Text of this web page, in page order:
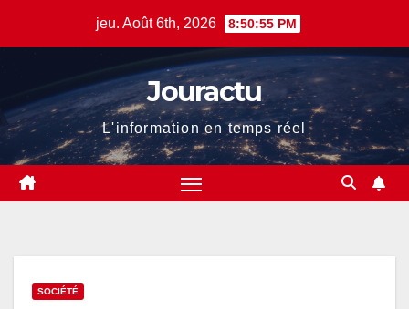
jeu. Août 6th, 2026 8:50:56 PM
Jouractu
L'information en temps réel
SOCIÉTÉ